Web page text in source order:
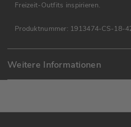
Freizeit-Outfits inspirieren.
Produktnummer: 1913474-CS-18-
Weitere Informationen